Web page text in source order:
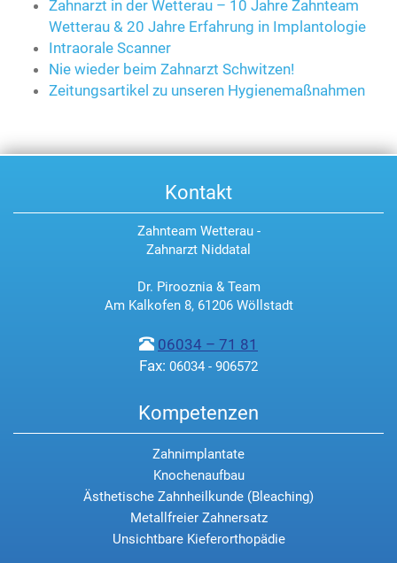
Zahnarzt in der Wetterau – 10 Jahre Zahnteam
Wetterau & 20 Jahre Erfahrung in Implantologie
Intraorale Scanner
Nie wieder beim Zahnarzt Schwitzen!
Zeitungsartikel zu unseren Hygienemaßnahmen
Kontakt
Zahnteam Wetterau -
Zahnarzt Niddatal
Dr. Pirooznia & Team
Am Kalkofen 8, 61206 Wöllstadt
06034 – 71 81
Fax: 06034 - 906572
Kompetenzen
Zahnimplantate
Knochenaufbau
Ästhetische Zahnheilkunde (Bleaching)
Metallfreier Zahnersatz
Unsichtbare Kieferorthopädie